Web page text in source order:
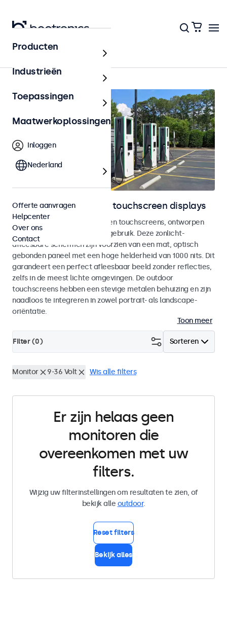
Home
Outdoor monitoren en touchscreen displays
Weersbestendige monitoren en touchscreens, ontworpen
voor zowel binnen- als buitengebruik. Deze zonlicht-
afleesbare schermen zijn voorzien van een mat, optisch
gebonden paneel met een hoge helderheid van 1000 nits. Dit
garandeert een perfect afleesbaar beeld zonder reflecties,
zelfs in de meest lichte omgevingen. De outdoor
touchscreens hebben een stevige metalen behuizing en zijn
naadloos te integreren in zowel portrait- als landscape-
oriëntatie.
Toon meer
Sorteren
Filter (0)
Monitor 9-36 Volt Wis alle filters
Er zijn helaas geen
monitoren die
overeenkomen met uw
filters.
Wijzig uw filterinstellingen om resultaten te zien, of
bekijk alle outdoor.
Reset filters
Bekijk alles
Producten
Industrieën
Toepassingen
Maatwerkoplossingen
Inloggen
Nederland
Offerte aanvragen
Helpcenter
Over ons
Contact